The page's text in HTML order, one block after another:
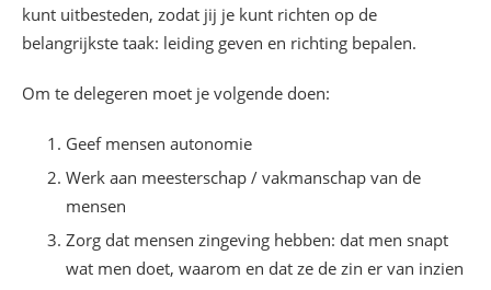
kunt uitbesteden, zodat jij je kunt richten op de
belangrijkste taak: leiding geven en richting bepalen.
Om te delegeren moet je volgende doen:
Geef mensen autonomie
Werk aan meesterschap / vakmanschap van de
mensen
Zorg dat mensen zingeving hebben: dat men snapt
wat men doet, waarom en dat ze de zin er van inzien